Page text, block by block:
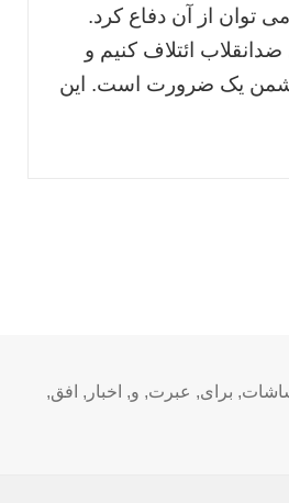
توان از آن دفاع کرد.
ائتلاف کنیم و
دشمن یک ضرورت است. این
, برای, عبرت, و, اخبار , افق,